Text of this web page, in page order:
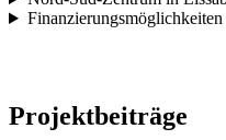
Finanzierungsmöglichkeiten
Projektbeiträge